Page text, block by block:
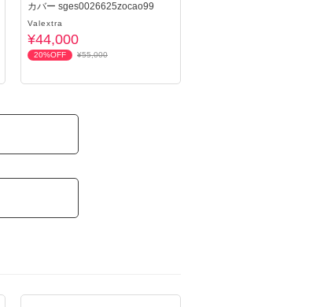
カバー sges0026625zocao99
Valextra
¥44,000
20%OFF ¥55,000